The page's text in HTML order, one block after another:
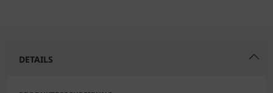
DETAILS